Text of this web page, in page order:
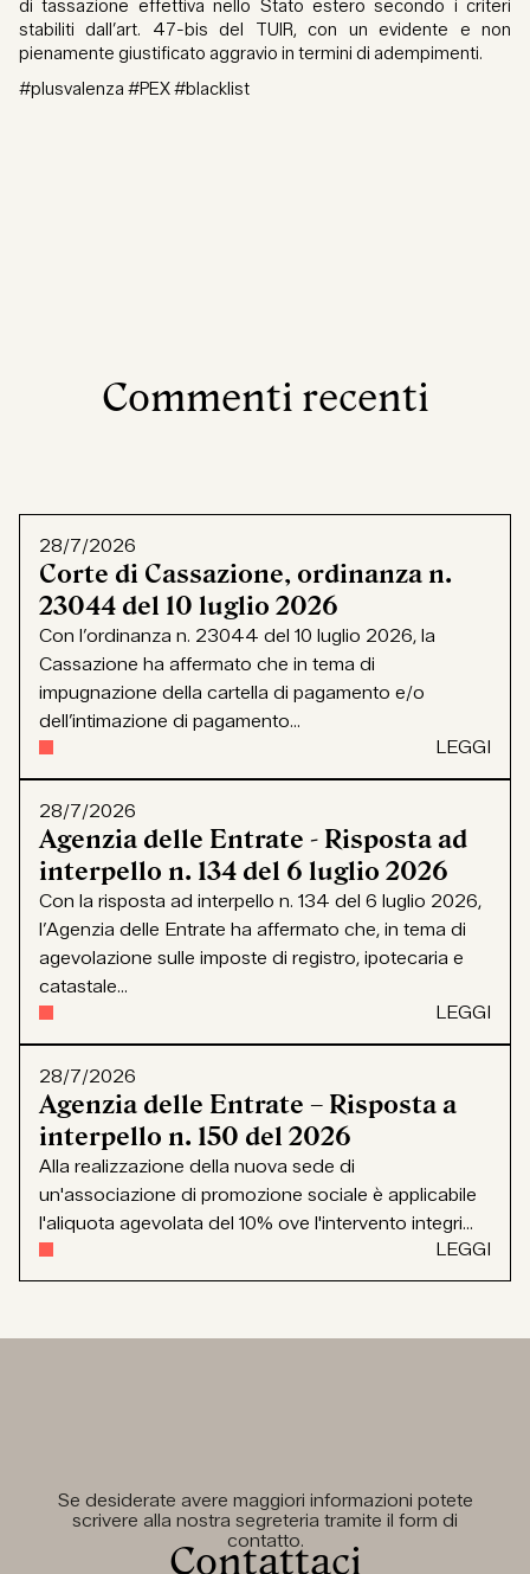
di tassazione effettiva nello Stato estero secondo i criteri
stabiliti dall’art. 47-bis del TUIR, con un evidente e non
pienamente giustificato aggravio in termini di adempimenti.
#plusvalenza #PEX #blacklist
Commenti recenti
28/7/2026
Corte di Cassazione, ordinanza n.
23044 del 10 luglio 2026
Con l’ordinanza n. 23044 del 10 luglio 2026, la
Cassazione ha affermato che in tema di
impugnazione della cartella di pagamento e/o
dell’intimazione di pagamento...
LEGGI
28/7/2026
Agenzia delle Entrate - Risposta ad
interpello n. 134 del 6 luglio 2026
Con la risposta ad interpello n. 134 del 6 luglio 2026,
l’Agenzia delle Entrate ha affermato che, in tema di
agevolazione sulle imposte di registro, ipotecaria e
catastale...
LEGGI
28/7/2026
Agenzia delle Entrate – Risposta a
interpello n. 150 del 2026
Alla realizzazione della nuova sede di
un'associazione di promozione sociale è applicabile
l'aliquota agevolata del 10% ove l'intervento integri...
LEGGI
Se desiderate avere maggiori informazioni potete
scrivere alla nostra segreteria tramite il form di
contatto.
Contattaci